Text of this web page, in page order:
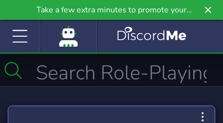
Take a few extra minutes to promote your
community even further on Griv.io, our newest